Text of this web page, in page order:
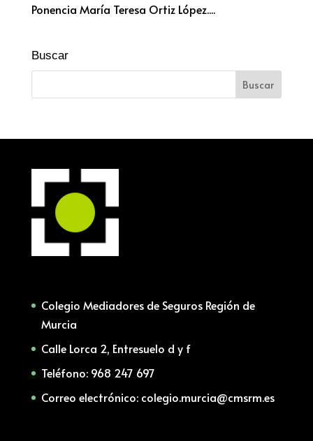
Ponencia María Teresa Ortiz López....
Buscar
Colegio Mediadores de Seguros Región de
Murcia
Calle Lorca 2, Entresuelo d y f
Teléfono: 968 247 697
Correo electrónico: colegio.murcia@cmsrm.es